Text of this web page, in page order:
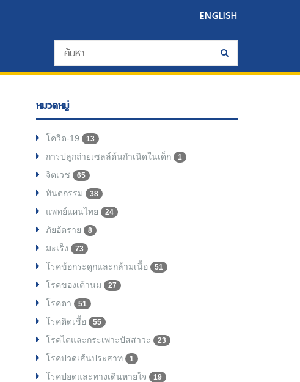
ENGLISH
หมวดหมู่
โควิด-19 13
การปลูกถ่ายเซลล์ต้นกำเนิดในเด็ก 1
จิตเวช 65
ทันตกรรม 38
แพทย์แผนไทย 24
ภัยอัตราย 8
มะเร็ง 73
โรคข้อกระดูกและกล้ามเนื้อ 51
โรคของเต้านม 27
โรคตา 51
โรคติดเชื้อ 55
โรคไตและกระเพาะปัสสาวะ 23
โรคปวดเส้นประสาท 1
โรคปอดและทางเดินหายใจ 19